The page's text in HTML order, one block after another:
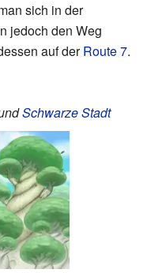
sich in der
jedoch den Weg
auf derRoute 7.
Schwarze Stadt